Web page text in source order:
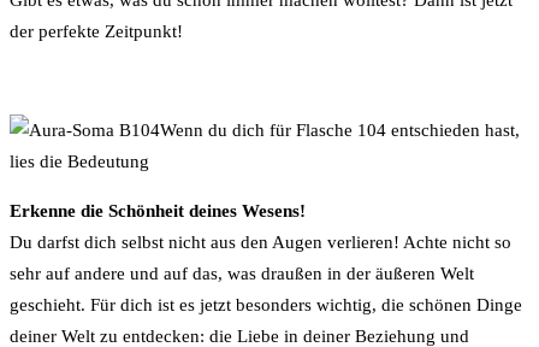
der perfekte Zeitpunkt!
Wenn du dich für Flasche 104 entschieden hast,
lies die Bedeutung
Erkenne die Schönheit deines Wesens!
Du darfst dich selbst nicht aus den Augen verlieren! Achte nicht so
sehr auf andere und auf das, was draußen in der äußeren Welt
geschieht. Für dich ist es jetzt besonders wichtig, die schönen Dinge
deiner Welt zu entdecken: die Liebe in deiner Beziehung und